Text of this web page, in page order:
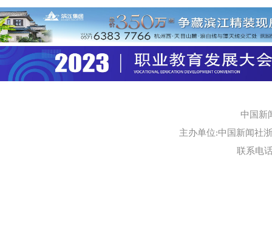
中国新
主办单位:中国新闻社
联系电